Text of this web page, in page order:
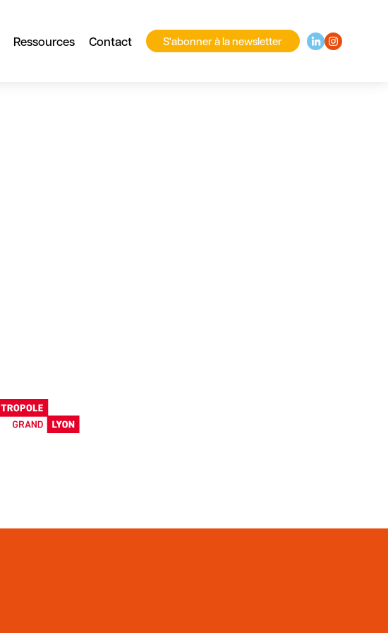
Ressources Contact S'abonner à la newsletter